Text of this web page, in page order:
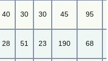
40 30 30 45 95
28 51 23 190 68